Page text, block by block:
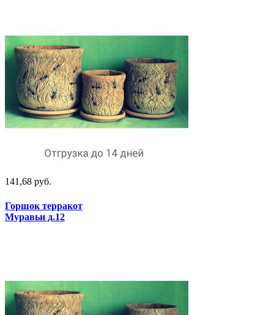
141,68 руб.
Горшок терракот
Муравьи д.12